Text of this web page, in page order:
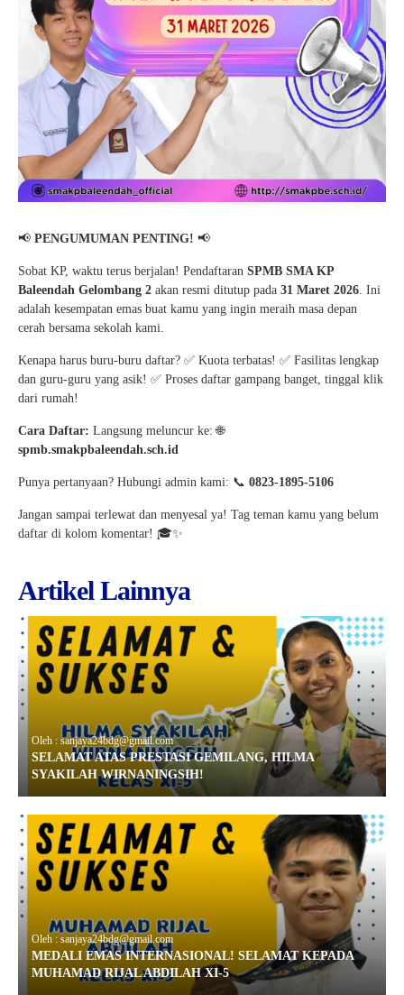
📢 PENGUMUMAN PENTING! 📢
Sobat KP, waktu terus berjalan! Pendaftaran SPMB SMA KP
Baleendah Gelombang 2 akan resmi ditutup pada 31 Maret 2026. Ini
adalah kesempatan emas buat kamu yang ingin meraih masa depan
cerah bersama sekolah kami.
Kenapa harus buru-buru daftar? ✅ Kuota terbatas! ✅ Fasilitas lengkap
dan guru-guru yang asik! ✅ Proses daftar gampang banget, tinggal klik
dari rumah!
Cara Daftar: Langsung meluncur ke: 🌐
spmb.smakpbaleendah.sch.id
Punya pertanyaan? Hubungi admin kami: 📞 0823-1895-5106
Jangan sampai terlewat dan menyesal ya! Tag teman kamu yang belum
daftar di kolom komentar! 🎓✨
Artikel Lainnya
Oleh : sanjaya24bdg@gmail.com
SELAMAT ATAS PRESTASI GEMILANG, HILMA
SYAKILAH WIRNANINGSIH!
Oleh : sanjaya24bdg@gmail.com
MEDALI EMAS INTERNASIONAL! SELAMAT KEPADA
MUHAMAD RIJAL ABDILAH XI-5